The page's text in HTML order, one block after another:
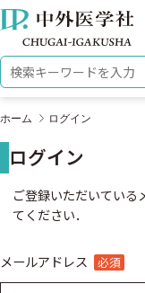
株式会社 中外医学社
検索キーワード
ホーム ログイン
ログイン
ご登録いただいている
てください．
ログイン
メールアドレス 必須